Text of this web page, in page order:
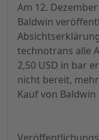
Am 12.
Baldwin
technotrans alle
2,50 USD in bar
nicht bereit,
Kauf von Baldwin